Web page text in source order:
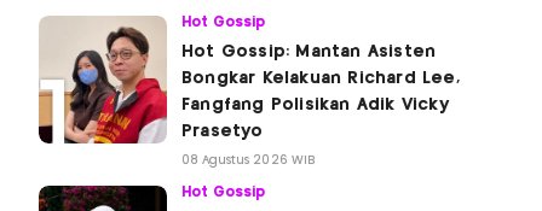
Hot Gossip
Hot Gossip: Mantan Asisten
Bongkar Kelakuan Richard Lee,
Fangfang Polisikan Adik Vicky
Prasetyo
08 Agustus 2026 WIB
Hot Gossip